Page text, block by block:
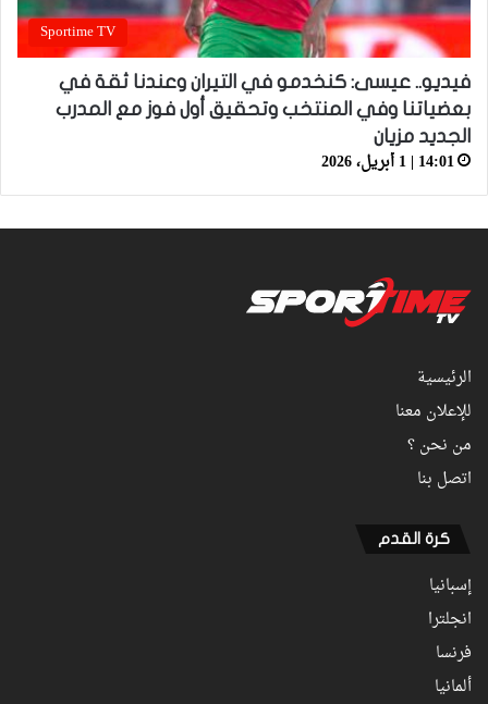
Sportime TV
فيديو.. عيسى: كنخدمو في التيران وعندنا ثقة في
بعضياتنا وفي المنتخب وتحقيق أول فوز مع المدرب
الجديد مزيان
14:01 | 1 أبريل، 2026
الرئيسية
للإعلان معنا
من نحن ؟
اتصل بنا
كرة القدم
إسبانيا
انجلترا
فرنسا
ألمانيا